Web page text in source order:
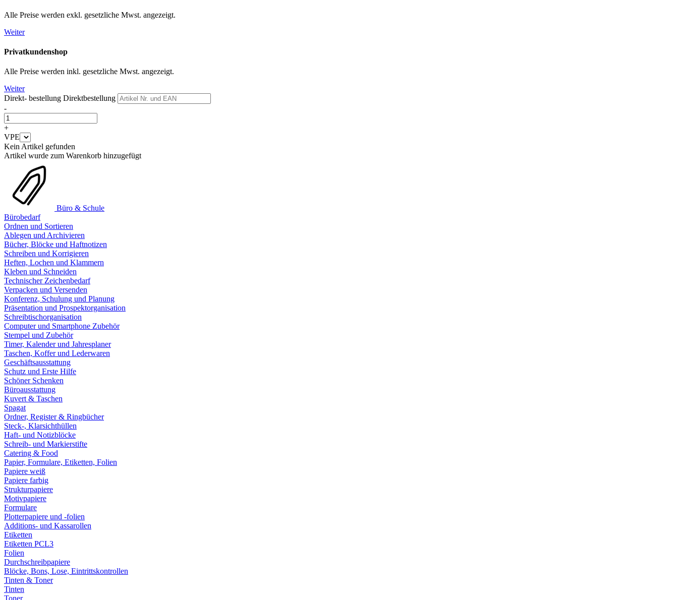
Alle Preise werden exkl. gesetzliche Mwst. angezeigt.
Weiter
Privatkundenshop
Alle Preise werden inkl. gesetzliche Mwst. angezeigt.
Weiter
Direkt- bestellung Direktbestellung
-
+
VPE
Kein Artikel gefunden
Artikel wurde zum Warenkorb hinzugefügt
Büro & Schule
Bürobedarf
Ordnen und Sortieren
Ablegen und Archivieren
Bücher, Blöcke und Haftnotizen
Schreiben und Korrigieren
Heften, Lochen und Klammern
Kleben und Schneiden
Technischer Zeichenbedarf
Verpacken und Versenden
Konferenz, Schulung und Planung
Präsentation und Prospektorganisation
Schreibtischorganisation
Computer und Smartphone Zubehör
Stempel und Zubehör
Timer, Kalender und Jahresplaner
Taschen, Koffer und Lederwaren
Geschäftsausstattung
Schutz und Erste Hilfe
Schöner Schenken
Büroausstattung
Kuvert & Taschen
Spagat
Ordner, Register & Ringbücher
Steck-, Klarsichthüllen
Haft- und Notizblöcke
Schreib- und Markierstifte
Catering & Food
Papier, Formulare, Etiketten, Folien
Papiere weiß
Papiere farbig
Strukturpapiere
Motivpapiere
Formulare
Plotterpapiere und -folien
Additions- und Kassarollen
Etiketten
Etiketten PCL3
Folien
Durchschreibpapiere
Blöcke, Bons, Lose, Eintrittskontrollen
Tinten & Toner
Tinten